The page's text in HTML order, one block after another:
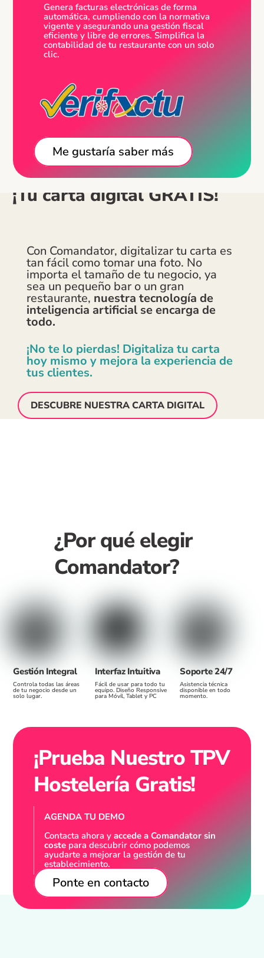
Genera facturas electrónicas de forma
automática, cumpliendo con la normativa
vigente y asegurando una gestión fiscal
eficiente y libre de errores. Simplifica la
contabilidad de tu restaurante con un solo
clic.
Me gustaría saber más
¡Tu carta digital GRATIS!
Con Comandator, digitalizar tu carta es
tan fácil como tomar una foto. No
importa el tamaño de tu negocio, ya
sea un pequeño bar o un gran
restaurante, nuestra tecnología de
inteligencia artificial se encarga de
todo.
¡No te lo pierdas! Digitaliza tu carta
hoy mismo y mejora la experiencia de
tus clientes.
DESCUBRE NUESTRA CARTA DIGITAL
¿Por qué elegir
Comandator?
Gestión Integral
Controla todas las áreas
de tu negocio desde un
solo lugar.
Interfaz Intuitiva
Fácil de usar para todo tu
equipo. Diseño Responsive
para Móvil, Tablet y PC
Soporte 24/7
Asistencia técnica
disponible en todo
momento.
¡Prueba Nuestro TPV
Hostelería Gratis!
AGENDA TU DEMO
Contacta ahora yaccede a Comandator sin
coste para descubrir cómo podemos
ayudarte a mejorar la gestión de tu
establecimiento.
Ponte en contacto